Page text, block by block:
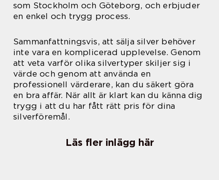
som Stockholm och Göteborg, och erbjuder
en enkel och trygg process.
Sammanfattningsvis, att sälja silver behöver
inte vara en komplicerad upplevelse. Genom
att veta varför olika silvertyper skiljer sig i
värde och genom att använda en
professionell värderare, kan du säkert göra
en bra affär. När allt är klart kan du känna dig
trygg i att du har fått rätt pris för dina
silverföremål.
Läs fler inlägg här